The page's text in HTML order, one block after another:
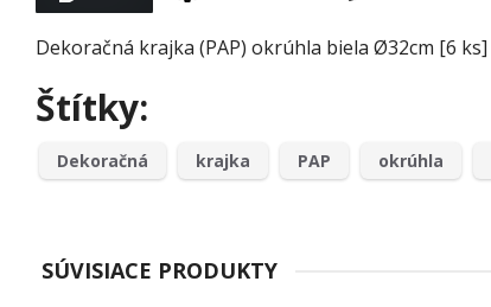
Dekoračná krajka (PAP) okrúhla biela Ø32cm [6 ks]
Štítky:
Dekoračná krajka PAP okrúhla
SÚVISIACE PRODUKTY